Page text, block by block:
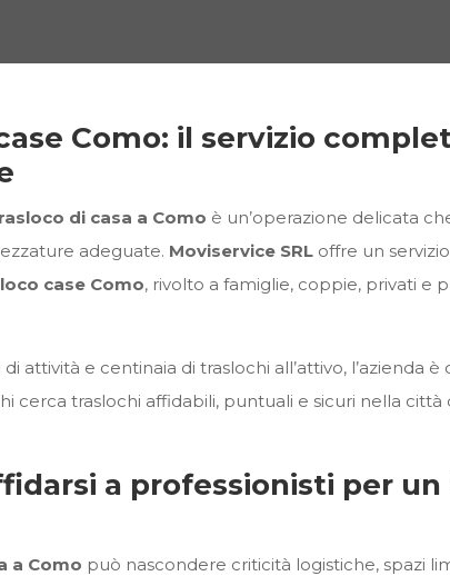
Como: il servizio
di casa a Como è un’operazione delicata
adeguate. Moviservice SRL offre un
case Como, rivolto a famiglie, coppie, privati e
attività e centinaia di traslochi all’attivo, l’azienda
cerca traslochi affidabili, puntuali e sicuri nella città
a professionisti per un
a Como può nascondere criticità logistiche, spazi